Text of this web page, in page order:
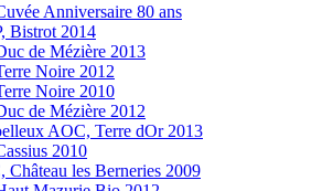
Anniversaire 80 ans
Bistrot 2014
de Mézière 2013
Noire 2012
Noire 2010
de Mézière 2012
AOC, Terre dOr 2013
2010
les Berneries 2009